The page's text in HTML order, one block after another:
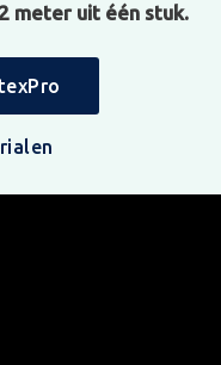
meter uit één stuk.